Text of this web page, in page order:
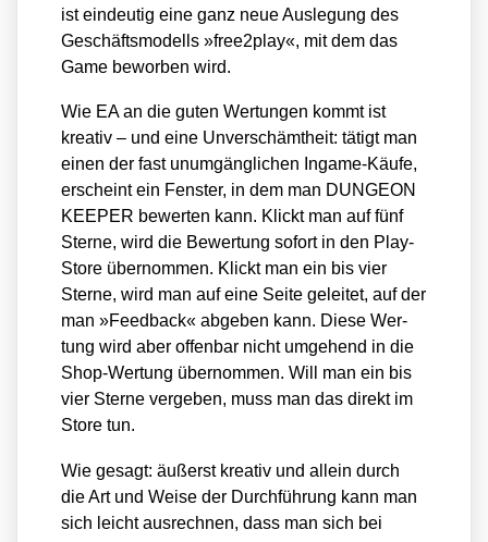
ist ein­deu­tig eine ganz neue Aus­le­gung des
Geschäfts­mo­dells »free2play«, mit dem das
Game bewor­ben wird.
Wie EA an die guten Wer­tun­gen kommt ist
krea­tiv – und eine Unver­schämt­heit: tätigt man
einen der fast unum­gäng­li­chen Ingame-Käu­fe,
erscheint ein Fens­ter, in dem man DUNGEON
KEEPER bewer­ten kann. Klickt man auf fünf
Ster­ne, wird die Bewer­tung sofort in den Play-
Store über­nom­men. Klickt man ein bis vier
Ster­ne, wird man auf eine Sei­te gelei­tet, auf der
man »Feed­back« abge­ben kann. Die­se Wer­
tung wird aber offen­bar nicht umge­hend in die
Shop-Wer­tung über­nom­men. Will man ein bis
vier Ster­ne ver­ge­ben, muss man das direkt im
Store tun.
Wie gesagt: äußerst krea­tiv und allein durch
die Art und Wei­se der Durch­füh­rung kann man
sich leicht aus­rech­nen, dass man sich bei